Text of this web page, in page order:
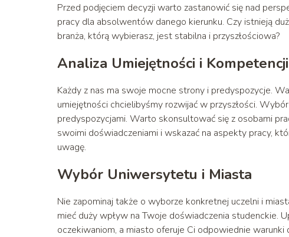
Przed podjęciem decyzji warto zastanowić się nad
pracy dla absolwentów danego kierunku. Czy istnieją
branża, którą wybierasz, jest stabilna i przyszłościowa?
Analiza Umiejętności i Kompetencji
Każdy z nas ma swoje mocne strony i predyspozycje.
umiejętności chcielibyśmy rozwijać w przyszłości.
predyspozycjami. Warto skonsultować się z osobami
swoimi doświadczeniami i wskazać na aspekty pracy,
uwagę.
Wybór Uniwersytetu i Miasta
Nie zapominaj także o wyborze konkretnej uczelni i
mieć duży wpływ na Twoje doświadczenia studenckie.
oczekiwaniom, a miasto oferuje Ci odpowiednie warunki